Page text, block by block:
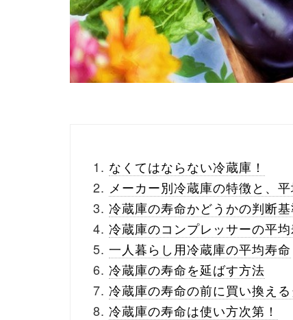
なくてはならない冷蔵庫！
メーカー別冷蔵庫の特徴と、
冷蔵庫の寿命かどうかの判断
冷蔵庫のコンプレッサーの平
一人暮らし用冷蔵庫の平均寿命
冷蔵庫の寿命を延ばす方法
冷蔵庫の寿命の前に買い換え
冷蔵庫の寿命は使い方次第！